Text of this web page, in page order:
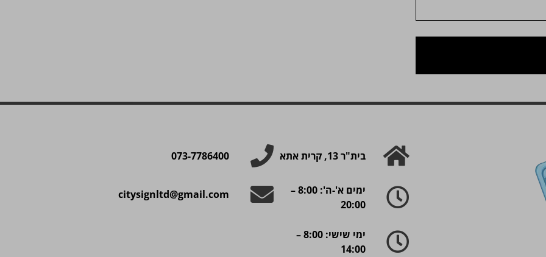
בית"ר 13, קרית אתא
ימים א'-ה': 8:00 –
20:00
ימי שישי: 8:00 –
14:00
073-7786400
citysignltd@gmail.com